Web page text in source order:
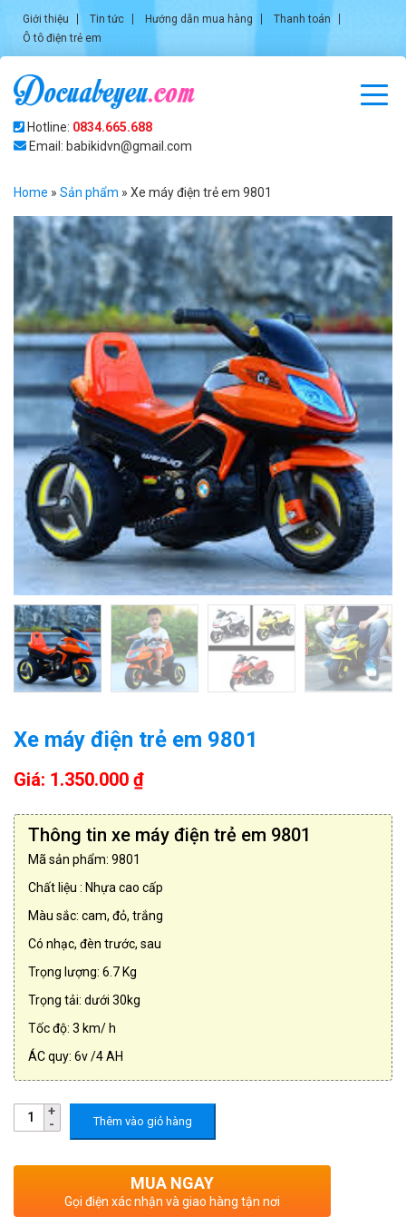
Giới thiệu Tin tức Hướng dẫn mua hàng
Thanh toán
Ô tô điện trẻ em
Hotline: 0834.665.688
Email: babikidvn@gmail.com
Home » Sản phẩm » Xe máy điện trẻ em 9801
Xe máy điện trẻ em 9801
Giá: 1.350.000 ₫
Thông tin xe máy điện trẻ em 9801
Mã sản phẩm: 9801
Chất liệu : Nhựa cao cấp
Màu sắc: cam, đỏ, trắng
Có nhạc, đèn trước, sau
Trọng lượng: 6.7 Kg
Trọng tải: dưới 30kg
Tốc độ: 3 km/ h
ÁC quy: 6v /4 AH
Thêm vào giỏ hàng
MUA NGAY
Gọi điện xác nhận và giao hàng tận nơi